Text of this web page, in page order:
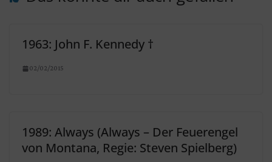
1963: John F. Kennedy †
02/02/2015
1989: Always (Always – Der Feuerengel
von Montana, Regie: Steven Spielberg)